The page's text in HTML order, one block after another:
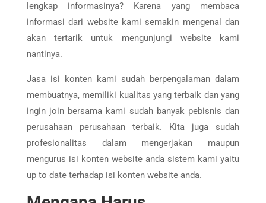
lengkap informasinya? Karena yang membaca
informasi dari website kami semakin mengenal dan
akan tertarik untuk mengunjungi website kami
nantinya.
Jasa isi konten kami sudah berpengalaman dalam
membuatnya, memiliki kualitas yang terbaik dan yang
ingin join bersama kami sudah banyak pebisnis dan
perusahaan perusahaan terbaik. Kita juga sudah
profesionalitas dalam mengerjakan maupun
mengurus isi konten website anda sistem kami yaitu
up to date terhadap isi konten website anda.